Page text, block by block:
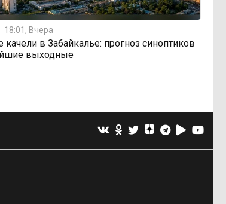
18:01, Вчера
в Забайкалье: прогноз синоптиков
выходные